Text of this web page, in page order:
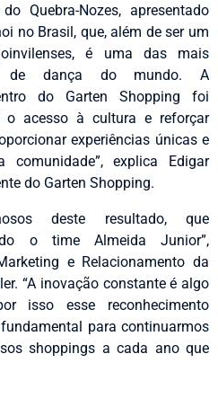
Quebra-Nozes, apresentado
no Brasil, que, além de ser um
é uma das mais
de dança do mundo. A
do Garten Shopping foi
o acesso à cultura e reforçar
experiências únicas e
explica Edigar
do Garten Shopping.
deste resultado, que
o time Almeida Junior”,
e Relacionamento da
“A inovação constante é algo
isso esse reconhecimento
para continuarmos
shoppings a cada ano que